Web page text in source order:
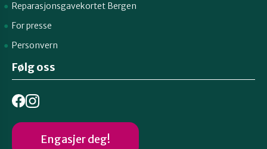
Reparasjonsgavekortet Bergen
For presse
Personvern
Følg oss
Engasjer deg!